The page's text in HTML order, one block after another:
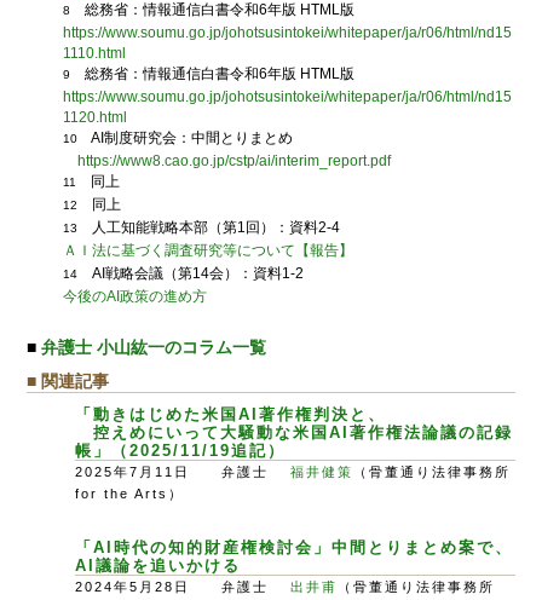
8
総務省：情報通信白書令和6年版 HTML版
https://www.soumu.go.jp/johotsusintokei/whitepaper/ja/r06/html/nd15
1110.html
9
総務省：情報通信白書令和6年版 HTML版
https://www.soumu.go.jp/johotsusintokei/whitepaper/ja/r06/html/nd15
1120.html
10
AI制度研究会：中間とりまとめ
https://www8.cao.go.jp/cstp/ai/interim_report.pdf
11 同上
12 同上
13
人工知能戦略本部（第1回）：資料2-4
ＡＩ法に基づく調査研究等について【報告】
14
AI戦略会議（第14会）：資料1-2
今後のAI政策の進め方
■ 弁護士 小山紘一のコラム一覧
■ 関連記事
「動きはじめた米国AI著作権判決と、
控えめにいって大騒動な米国AI著作権法論議の記録
帳」（2025/11/19追記）
2025年7月11日 弁護士 福井健策
（骨董通り法律事務所
for the Arts）
「AI時代の知的財産権検討会」中間とりまとめ案で、
AI議論を追いかける
2024年5月28日 弁護士 出井甫
（骨董通り法律事務所